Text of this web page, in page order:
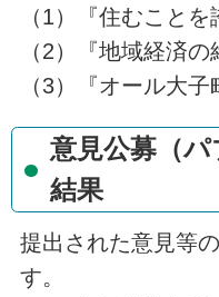
（1）『住むこと
（2）『地域経済
（3）『オール大
意見公募（パ
結果
提出された意見等
す。